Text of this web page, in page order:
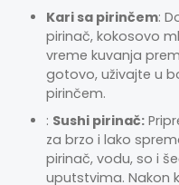
Kari sa pirinčem:
pirinač, kokosovo
vreme kuvanja
gotovo, uživajte u
pirinčem.
: Sushi pirinač:
za brzo i lako
pirinač, vodu, so i
uputstvima. Nakon